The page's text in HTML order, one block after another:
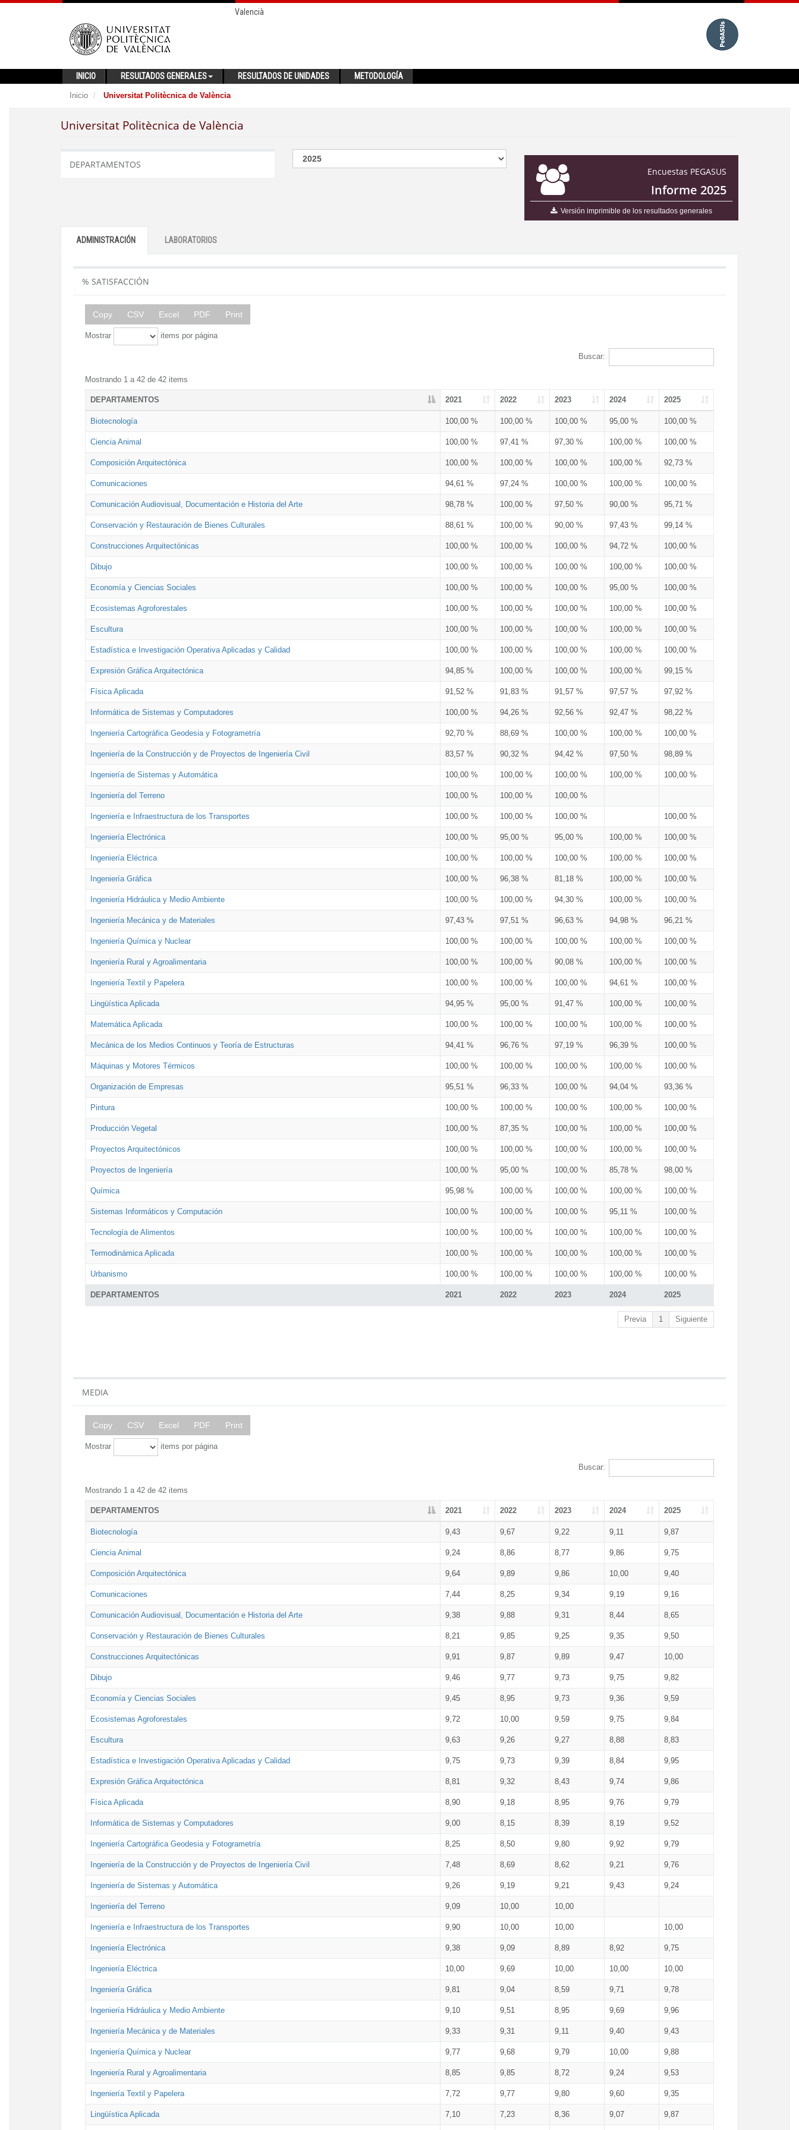
Valencià
INICIO RESULTADOS GENERALES RESULTADOS DE UNIDADES METODOLOGÍA
Inicio Universitat Politècnica de València
Universitat Politècnica de València
Encuestas PEGASUS
Informe 2025
Versión imprimible de los resultados generales
DEPARTAMENTOS
ADMINISTRACIÓN LABORATORIOS
% SATISFACCIÓN
Copy CSV Excel PDF Print
Mostrar items por página
Buscar:
Mostrando 1 a 42 de 42 items
DEPARTAMENTOS 2021 2022 2023 2024 2025
DEPARTAMENTOS 2021 2022 2023 2024 2025
Biotecnología 100,00 % 100,00 % 100,00 % 95,00 % 100,00 %
Ciencia Animal 100,00 % 97,41 % 97,30 % 100,00 % 100,00 %
Composición Arquitectónica 100,00 % 100,00 % 100,00 % 100,00 % 92,73 %
Comunicaciones 94,61 % 97,24 % 100,00 % 100,00 % 100,00 %
Comunicación Audiovisual, Documentación e Historia del Arte 98,78 % 100,00 % 97,50 % 90,00 % 95,71 %
Conservación y Restauración de Bienes Culturales 88,61 % 100,00 % 90,00 % 97,43 % 99,14 %
Construcciones Arquitectónicas 100,00 % 100,00 % 100,00 % 94,72 % 100,00 %
Dibujo 100,00 % 100,00 % 100,00 % 100,00 % 100,00 %
Economía y Ciencias Sociales 100,00 % 100,00 % 100,00 % 95,00 % 100,00 %
Ecosistemas Agroforestales 100,00 % 100,00 % 100,00 % 100,00 % 100,00 %
Escultura 100,00 % 100,00 % 100,00 % 100,00 % 100,00 %
Estadística e Investigación Operativa Aplicadas y Calidad 100,00 % 100,00 % 100,00 % 100,00 % 100,00 %
Expresión Gráfica Arquitectónica 94,85 % 100,00 % 100,00 % 100,00 % 99,15 %
Física Aplicada 91,52 % 91,83 % 91,57 % 97,57 % 97,92 %
Informática de Sistemas y Computadores 100,00 % 94,26 % 92,56 % 92,47 % 98,22 %
Ingeniería Cartográfica Geodesia y Fotogrametría 92,70 % 88,69 % 100,00 % 100,00 % 100,00 %
Ingeniería de la Construcción y de Proyectos de Ingeniería Civil 83,57 % 90,32 % 94,42 % 97,50 % 98,89 %
Ingeniería de Sistemas y Automática 100,00 % 100,00 % 100,00 % 100,00 % 100,00 %
Ingeniería del Terreno 100,00 % 100,00 % 100,00 %
Ingeniería e Infraestructura de los Transportes 100,00 % 100,00 % 100,00 % 100,00 %
Ingeniería Electrónica 100,00 % 95,00 % 95,00 % 100,00 % 100,00 %
Ingeniería Eléctrica 100,00 % 100,00 % 100,00 % 100,00 % 100,00 %
Ingeniería Gráfica 100,00 % 96,38 % 81,18 % 100,00 % 100,00 %
Ingeniería Hidráulica y Medio Ambiente 100,00 % 100,00 % 94,30 % 100,00 % 100,00 %
Ingeniería Mecánica y de Materiales 97,43 % 97,51 % 96,63 % 94,98 % 96,21 %
Ingeniería Química y Nuclear 100,00 % 100,00 % 100,00 % 100,00 % 100,00 %
Ingeniería Rural y Agroalimentaria 100,00 % 100,00 % 90,08 % 100,00 % 100,00 %
Ingeniería Textil y Papelera 100,00 % 100,00 % 100,00 % 94,61 % 100,00 %
Lingüística Aplicada 94,95 % 95,00 % 91,47 % 100,00 % 100,00 %
Matemática Aplicada 100,00 % 100,00 % 100,00 % 100,00 % 100,00 %
Mecánica de los Medios Continuos y Teoría de Estructuras 94,41 % 96,76 % 97,19 % 96,39 % 100,00 %
Máquinas y Motores Térmicos 100,00 % 100,00 % 100,00 % 100,00 % 100,00 %
Organización de Empresas 95,51 % 96,33 % 100,00 % 94,04 % 93,36 %
Pintura 100,00 % 100,00 % 100,00 % 100,00 % 100,00 %
Producción Vegetal 100,00 % 87,35 % 100,00 % 100,00 % 100,00 %
Proyectos Arquitectónicos 100,00 % 100,00 % 100,00 % 100,00 % 100,00 %
Proyectos de Ingeniería 100,00 % 95,00 % 100,00 % 85,78 % 98,00 %
Química 95,98 % 100,00 % 100,00 % 100,00 % 100,00 %
Sistemas Informáticos y Computación 100,00 % 100,00 % 100,00 % 95,11 % 100,00 %
Tecnología de Alimentos 100,00 % 100,00 % 100,00 % 100,00 % 100,00 %
Termodinámica Aplicada 100,00 % 100,00 % 100,00 % 100,00 % 100,00 %
Urbanismo 100,00 % 100,00 % 100,00 % 100,00 % 100,00 %
Previa 1 Siguiente
MEDIA
Copy CSV Excel PDF Print
Mostrar items por página
Buscar:
Mostrando 1 a 42 de 42 items
DEPARTAMENTOS 2021 2022 2023 2024 2025
Biotecnología 9,43 9,67 9,22 9,11 9,87
Ciencia Animal 9,24 8,86 8,77 9,86 9,75
Composición Arquitectónica 9,64 9,89 9,86 10,00 9,40
Comunicaciones 7,44 8,25 9,34 9,19 9,16
Comunicación Audiovisual, Documentación e Historia del Arte 9,38 9,88 9,31 8,44 8,65
Conservación y Restauración de Bienes Culturales 8,21 9,85 9,25 9,35 9,50
Construcciones Arquitectónicas 9,91 9,87 9,89 9,47 10,00
Dibujo 9,46 9,77 9,73 9,75 9,82
Economía y Ciencias Sociales 9,45 8,95 9,73 9,36 9,59
Ecosistemas Agroforestales 9,72 10,00 9,59 9,75 9,84
Escultura 9,63 9,26 9,27 8,88 8,83
Estadística e Investigación Operativa Aplicadas y Calidad 9,75 9,73 9,39 8,84 9,95
Expresión Gráfica Arquitectónica 8,81 9,32 8,43 9,74 9,86
Física Aplicada 8,90 9,18 8,95 9,76 9,79
Informática de Sistemas y Computadores 9,00 8,15 8,39 8,19 9,52
Ingeniería Cartográfica Geodesia y Fotogrametría 8,25 8,50 9,80 9,92 9,79
Ingeniería de la Construcción y de Proyectos de Ingeniería Civil 7,48 8,69 8,62 9,21 9,76
Ingeniería de Sistemas y Automática 9,26 9,19 9,21 9,43 9,24
Ingeniería del Terreno 9,09 10,00 10,00
Ingeniería e Infraestructura de los Transportes 9,90 10,00 10,00 10,00
Ingeniería Electrónica 9,38 9,09 8,89 8,92 9,75
Ingeniería Eléctrica 10,00 9,69 10,00 10,00 10,00
Ingeniería Gráfica 9,81 9,04 8,59 9,71 9,78
Ingeniería Hidráulica y Medio Ambiente 9,10 9,51 8,95 9,69 9,96
Ingeniería Mecánica y de Materiales 9,33 9,31 9,11 9,40 9,43
Ingeniería Química y Nuclear 9,77 9,68 9,79 10,00 9,88
Ingeniería Rural y Agroalimentaria 8,85 9,85 8,72 9,24 9,53
Ingeniería Textil y Papelera 7,72 9,77 9,80 9,60 9,35
Lingüística Aplicada 7,10 7,23 8,36 9,07 9,87